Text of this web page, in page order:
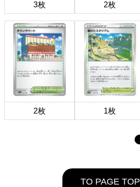
3枚 2枚
2枚 1枚
TO PAGE TOP